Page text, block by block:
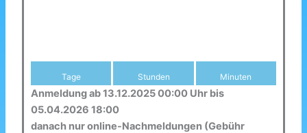
Tage Stunden Minuten
Anmeldung ab 13.12.2025 00:00 Uhr bis
05.04.2026 18:00
danach nur online-Nachmeldungen (Gebühr